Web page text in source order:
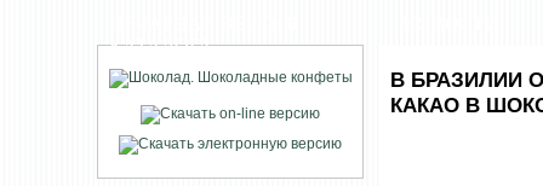
КАТАЛОГА
В БРАЗИЛИИ
КАКАО В